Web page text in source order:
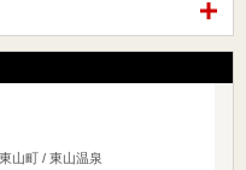
山町 / 東山温泉